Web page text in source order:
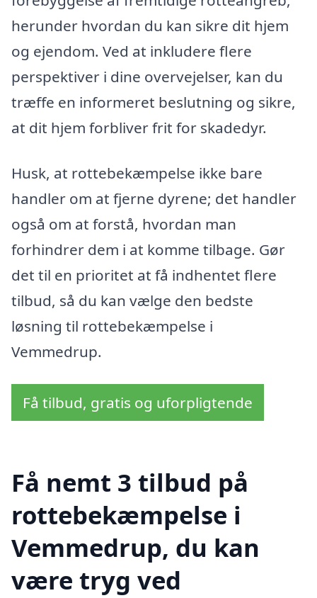
herunder hvordan du kan sikre dit hjem
og ejendom. Ved at inkludere flere
perspektiver i dine overvejelser, kan du
træffe en informeret beslutning og sikre,
at dit hjem forbliver frit for skadedyr.
Husk, at rottebekæmpelse ikke bare
handler om at fjerne dyrene; det handler
også om at forstå, hvordan man
forhindrer dem i at komme tilbage. Gør
det til en prioritet at få indhentet flere
tilbud, så du kan vælge den bedste
løsning til rottebekæmpelse i
Vemmedrup.
Få tilbud, gratis og uforpligtende
Få nemt 3 tilbud på
rottebekæmpelse i
Vemmedrup, du kan
være tryg ved